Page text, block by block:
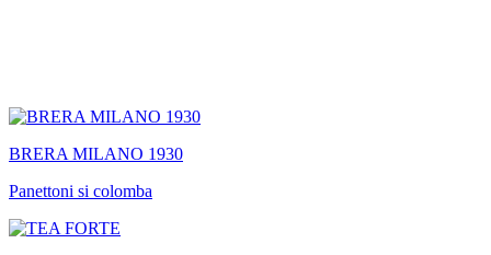
BRERA MILANO 1930
Panettoni si colomba